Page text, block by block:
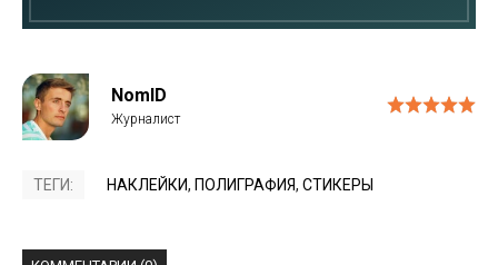
NomID
ТЕГИ: НАКЛЕЙКИ, ПОЛИГРАФИЯ, СТИКЕРЫ